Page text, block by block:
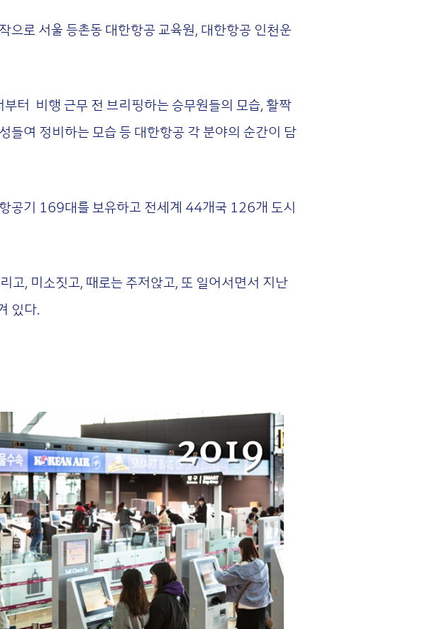
로 서울 등촌동 대한항공 교육원, 대한항공 인천운
터 비행 근무 전 브리핑하는 승무원들의 모습, 활짝
들여 정비하는 모습 등 대한항공 각 분야의 순간이 담
공기 169대를 보유하고 전세계 44개국 126개 도시
고, 미소짓고, 때로는 주저앉고, 또 일어서면서 지난
있다.